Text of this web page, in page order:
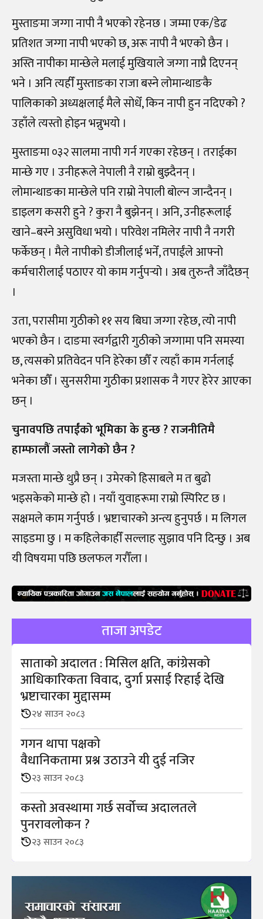
मुस्ताङमा जग्गा नापी नै भएको रहेनछ । जम्मा एक/डेढ
प्रतिशत जग्गा नापी भएको छ, अरू नापी नै भएको छैन ।
अस्ति नापीका मान्छेले मलाई मुखियाले जग्गा नाप्नै दिएनन्
भने । अनि त्यहीँ मुस्ताङका राजा बस्ने लोमान्थाङकै
पालिकाको अध्यक्षलाई मैले सोधेँ, किन नापी हुन नदिएको ?
उहाँले त्यस्तो होइन भन्नुभयो ।
मुस्ताङमा ०३२ सालमा नापी गर्न गएका रहेछन् । तराईका
मान्छे गए । उनीहरूले नेपाली नै राम्रो बुझ्दैनन् ।
लोमान्थाङका मान्छेले पनि राम्रो नेपाली बोल्न जान्दैनन् ।
डाइलग कसरी हुने ? कुरा नै बुझेनन् । अनि, उनीहरूलाई
खाने–बस्ने असुविधा भयो । परिवेश नमिलेर नापी नै नगरी
फर्केछन् । मैले नापीको डीजीलाई भनेँ, तपाईंले आफ्नो
कर्मचारीलाई पठाएर यो काम गर्नुपर्‍यो । अब तुरुन्तै जाँदैछन्
।
उता, परासीमा गुठीको ११ सय बिघा जग्गा रहेछ, त्यो नापी
भएको छैन । दाङमा स्वर्गद्वारी गुठीको जग्गामा पनि समस्या
छ, त्यसको प्रतिवेदन पनि हेरेका छौँ र त्यहाँ काम गर्नलाई
भनेका छौँ । सुनसरीमा गुठीका प्रशासक नै गएर हेरेर आएका
छन् ।
चुनावपछि तपाईंको भूमिका के हुन्छ ? राजनीतिमै
हाम्फालौं जस्तो लागेको छैन ?
मजस्ता मान्छे थुप्रै छन् । उमेरको हिसाबले म त बुढो
भइसकेको मान्छे हो । नयाँ युवाहरूमा राम्रो स्पिरिट छ ।
सक्षमले काम गर्नुपर्छ । भ्रष्टाचारको अन्त्य हुनुपर्छ । म लिगल
साइडमा छु । म कहिलेकाहीँ सल्लाह सुझाव पनि दिन्छु । अब
यी विषयमा पछि छलफल गरौँला ।
ताजा अपडेट
साताको अदालत : मिसिल क्षति, कांग्रेसको
आधिकारिकता विवाद, दुर्गा प्रसाई रिहाई देखि
भ्रष्टाचारका मुद्दासम्म
२४ साउन २०८३
गगन थापा पक्षको
वैधानिकतामा प्रश्न उठाउने यी दुई नजिर
२३ साउन २०८३
कस्तो अवस्थामा गर्छ सर्वोच्च अदालतले
पुनरावलोकन ?
२३ साउन २०८३